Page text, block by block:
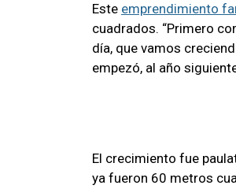
Este emprendimiento
cuadrados. “Primero
día, que vamos
empezó, al año
El crecimiento fue
ya fueron 60 metros